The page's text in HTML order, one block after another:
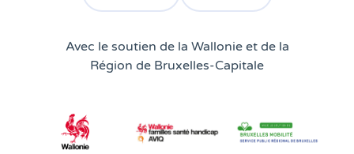
Consulter le profil facebook d'Atingo
Consulter le profil linkedin
Avec le soutien de la Wallonie et de la
Région de Bruxelles-Capitale